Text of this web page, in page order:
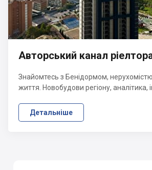
Авторський канал ріелтора
Знайомтесь з Бенідормом,
життя. Новобудови регіону, аналітика,
Детальніше